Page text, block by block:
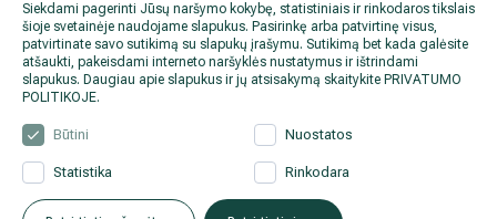
Siekdami pagerinti Jūsų naršymo kokybę, statistiniais ir rinkodaros tikslais
šioje svetainėje naudojame slapukus. Pasirinkę arba patvirtinę visus,
patvirtinate savo sutikimą su slapukų įrašymu. Sutikimą bet kada galėsite
atšaukti, pakeisdami interneto naršyklės nustatymus ir ištrindami
slapukus. Daugiau apie slapukus ir jų atsisakymą skaitykite PRIVATUMO
POLITIKOJE.
Būtini Nuostatos
Statistika Rinkodara
Informacija pacientams
Apie mus